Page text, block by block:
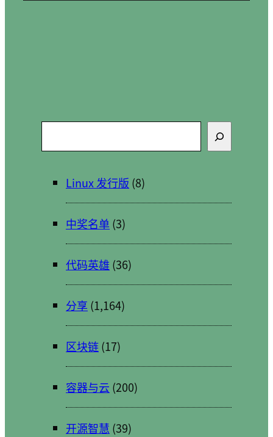
索
Linux 发行版 (8)
中奖名单 (3)
代码英雄 (36)
分享 (1,164)
区块链(17)
容器与云 (200)
开源智慧 (39)